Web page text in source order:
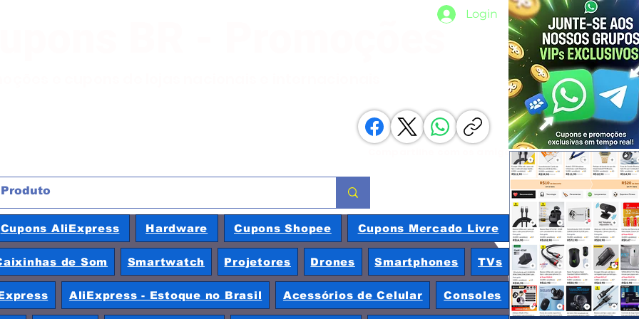
Login
BR - Promoções
Compartilhe com os amigos
Cupons AliExpress Hardware Cupons Shopee Cupons Mercado Livre
de Som Smartwatch Projetores Drones Smartphones TVs
AliExpress - Estoque no Brasil Acessórios de Celular Consoles